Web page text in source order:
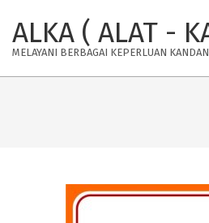
content
ALKA ( ALAT -
MELAYANI BERBAGAI KEPERLUAN